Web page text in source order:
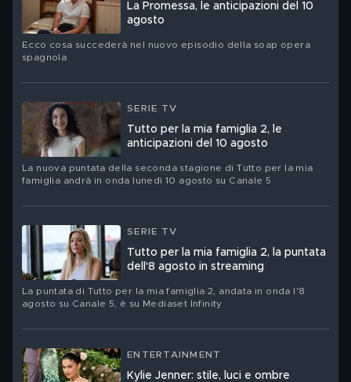
La Promessa, le anticipazioni del 10
agosto
Ecco cosa succederà nel nuovo episodio della soap opera
spagnola
SERIE TV
Tutto per la mia famiglia 2, le
anticipazioni del 10 agosto
La nuova puntata della seconda stagione di Tutto per la mia
famiglia andrà in onda lunedì 10 agosto su Canale 5
SERIE TV
Tutto per la mia famiglia 2, la puntata
dell'8 agosto in streaming
La puntata di Tutto per la mia famiglia 2, andata in onda l'8
agosto su Canale 5, è su Mediaset Infinity
ENTERTAINMENT
Kylie Jenner: stile, luci e ombre